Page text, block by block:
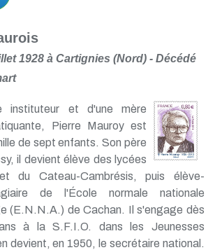
1928 à Cartignies (Nord) - Décédé
instituteur et d'une mère
Pierre Mauroy est
de sept enfants. Son père
il devient élève des lycées
du Cateau-Cambrésis, puis élève-
de l'École normale nationale
(E.N.N.A.) de Cachan. Il s'engage dès
à la S.F.I.O. dans les Jeunesses
devient, en 1950, le secrétaire national.